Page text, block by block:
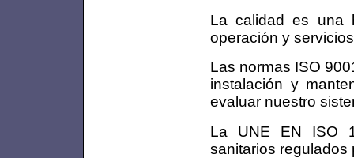
La calidad es una
operación y
Las normas ISO
instalación y
evaluar nuestro
La UNE EN ISO
sanitarios regulados